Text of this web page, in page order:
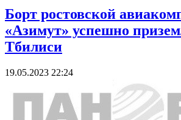
Борт ростовской
«Азимут» успешно
Тбилиси
19.05.2023 22:24